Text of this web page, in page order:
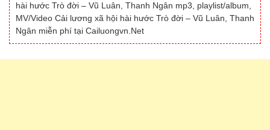
hài hước Trò đời – Vũ Luân, Thanh Ngân mp3, playlist/album,
MV/Video Cải lương xã hội hài hước Trò đời – Vũ Luân, Thanh
Ngân miễn phí tại Cailuongvn.Net